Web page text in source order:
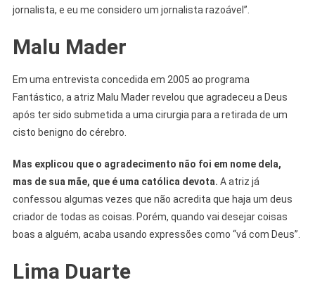
jornalista, e eu me considero um jornalista razoável”.
Malu Mader
Em uma entrevista concedida em 2005 ao programa
Fantástico, a atriz Malu Mader revelou que agradeceu a Deus
após ter sido submetida a uma cirurgia para a retirada de um
cisto benigno do cérebro.
Mas explicou que o agradecimento não foi em nome dela,
mas de sua mãe, que é uma católica devota. A atriz já
confessou algumas vezes que não acredita que haja um deus
criador de todas as coisas. Porém, quando vai desejar coisas
boas a alguém, acaba usando expressões como “vá com Deus”.
Lima Duarte